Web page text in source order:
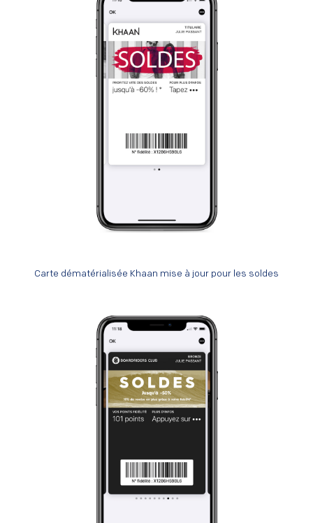
Carte dématérialisée Khaan mise à jour pour les soldes